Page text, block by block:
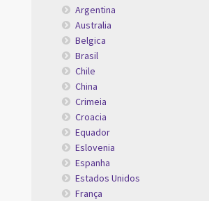
Argentina
Australia
Belgica
Brasil
Chile
China
Crimeia
Croacia
Equador
Eslovenia
Espanha
Estados Unidos
França